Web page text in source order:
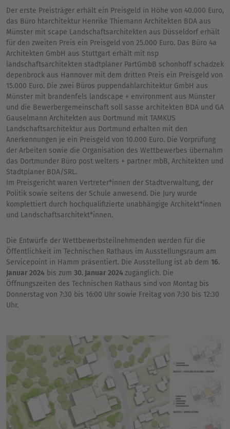
Der erste Preisträger erhält ein Preisgeld in Höhe von 40.000 Euro,
das Büro htarchitektur Henrike Thiemann Architekten BDA aus
Münster mit scape Landschaftsarchitekten aus Düsseldorf erhält
für den zweiten Preis ein Preisgeld von 25.000 Euro. Das Büro 4a
Architekten GmbH aus Stuttgart erhält mit nsp
landschaftsarchitekten stadtplaner PartGmbB schonhoff schadzek
depenbrock aus Hannover mit dem dritten Preis ein Preisgeld von
15.000 Euro. Die zwei Büros puppendahlarchitektur GmbH aus
Münster mit brandenfels landscape + environment aus Münster
und die Bewerbergemeinschaft soll sasse architekten BDA und GA
Gauselmann Architekten aus Dortmund mit TAMKUS
Landschaftsarchitektur aus Dortmund erhalten mit den
Anerkennungen je ein Preisgeld von 10.000 Euro. Die Vorprüfung
der Arbeiten sowie die Organisation des Wettbewerbes übernahm
das Dortmunder Büro post welters + partner mbB, Architekten und
Stadtplaner BDA/SRL.
Im Preisgericht waren Vertreter*innen der Stadtverwaltung, der
Politik sowie seitens der Schule anwesend. Die Jury wurde
komplettiert durch hochqualifizierte unabhängige Architekt*innen
und Landschaftsarchitekt*innen.
Die Entwürfe der Wettbewerbsteilnehmenden werden für die
Öffentlichkeit im Technischen Rathaus im Ausstellungsraum am
Servicepoint in Hamm präsentiert. Die Ausstellung ist ab dem 16.
Januar 2024 bis zum 30. Januar 2024zugänglich. Die
Öffnungszeiten des Technischen Rathaus sind von Montag bis
Donnerstag von 7:30 bis 16:00 Uhr sowie Freitag von 7:30 bis 12:30
Uhr.